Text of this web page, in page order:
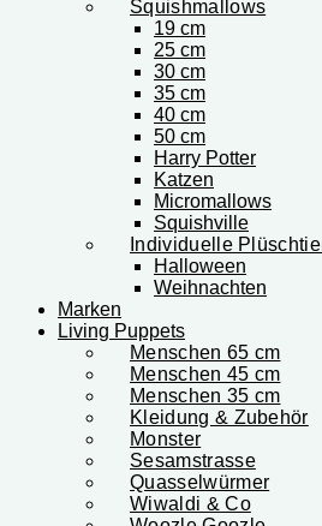
Squishmallows
19 cm
25 cm
30 cm
35 cm
40 cm
50 cm
Harry Potter
Katzen
Micromallows
Squishville
Individuelle
Halloween
Weihnachten
Marken
Living Puppets
Menschen 65 cm
Menschen 45 cm
Menschen 35 cm
Kleidung & Zubehör
Monster
Sesamstrasse
Quasselwürmer
Wiwaldi & Co